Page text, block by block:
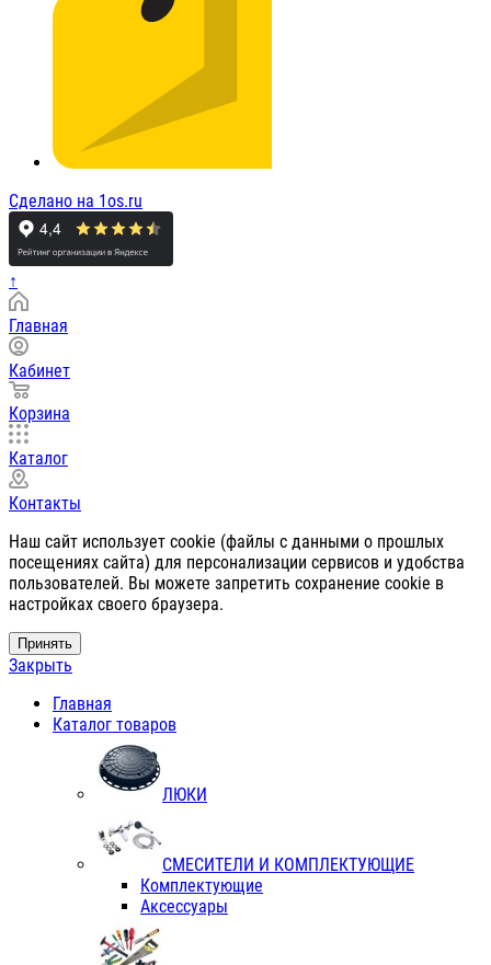
Сделано на 1os.ru
↑
Главная
Кабинет
Корзина
Каталог
Контакты
Наш сайт использует cookie (файлы с данными о прошлых
посещениях сайта) для персонализации сервисов и удобства
пользователей. Вы можете запретить сохранение cookie в
настройках своего браузера.
Принять
Закрыть
Главная
Каталог товаров
ЛЮКИ
СМЕСИТЕЛИ И КОМПЛЕКТУЮЩИЕ
Комплектующие
Аксессуары